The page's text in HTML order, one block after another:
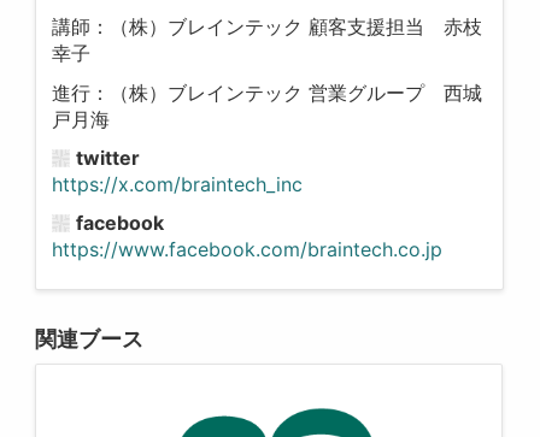
講師：（株）ブレインテック 顧客支援担当 赤枝
幸子
進行：（株）ブレインテック 営業グループ 西城
戸月海
twitter
https://x.com/braintech_inc
facebook
https://www.facebook.com/braintech.co.jp
関連ブース